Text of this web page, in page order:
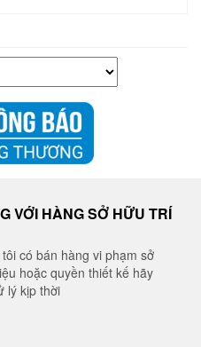
VỚI HÀNG SỞ HỮU TRÍ
có bán hàng vi phạm sở
hoặc quyền thiết kế hãy
lý kịp thời